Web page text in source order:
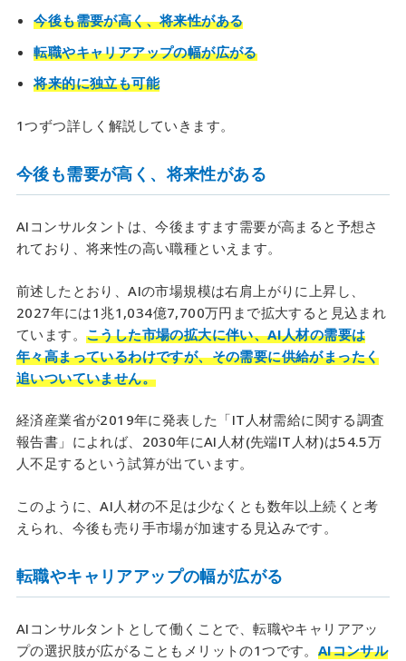
今後も需要が高く、将来性がある
転職やキャリアアップの幅が広がる
将来的に独立も可能
1つずつ詳しく解説していきます。
今後も需要が高く、将来性がある
AIコンサルタントは、今後ますます需要が高まると予想さ
れており、将来性の高い職種といえます。
前述したとおり、AIの市場規模は右肩上がりに上昇し、
2027年には1兆1,034億7,700万円まで拡大すると見込まれ
ています。 こうした市場の拡大に伴い、AI人材の需要は
年々高まっているわけですが、その需要に供給がまったく
追いついていません。
経済産業省が2019年に発表した「IT人材需給に関する調査
報告書」によれば、2030年にAI人材(先端IT人材)は54.5万
人不足するという試算が出ています。
このように、AI人材の不足は少なくとも数年以上続くと考
えられ、今後も売り手市場が加速する見込みです。
転職やキャリアアップの幅が広がる
AIコンサルタントとして働くことで、転職やキャリアアッ
プの選択肢が広がることもメリットの1つです。 AIコンサル